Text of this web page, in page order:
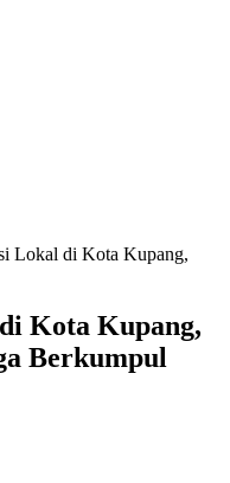
Lokal di Kota Kupang,
Kota Kupang,
Berkumpul